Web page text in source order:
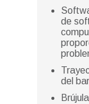
de
del